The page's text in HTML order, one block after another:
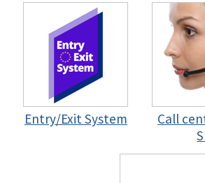
Entry/Exit System
Call